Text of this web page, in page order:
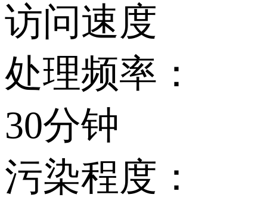
访问速度
处理频率：
30分钟
污染程度：